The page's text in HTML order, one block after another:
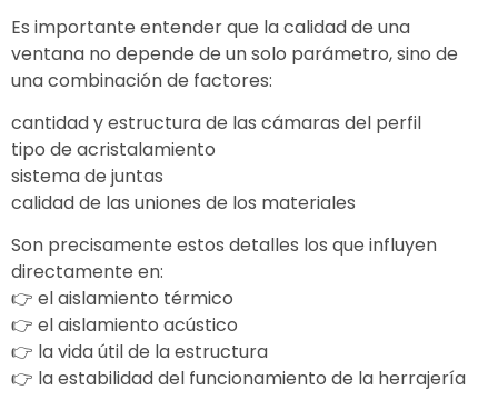
Es importante entender que la calidad de una
ventana no depende de un solo parámetro, sino de
una combinación de factores:
cantidad y estructura de las cámaras del perfil
tipo de acristalamiento
sistema de juntas
calidad de las uniones de los materiales
Son precisamente estos detalles los que influyen
directamente en:
👉 el aislamiento térmico
👉 el aislamiento acústico
👉 la vida útil de la estructura
👉 la estabilidad del funcionamiento de la herrajería